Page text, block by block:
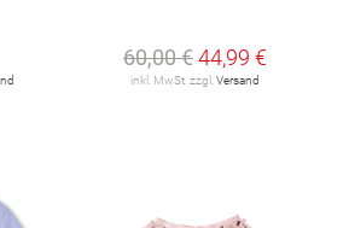
60,00 €44,99 €
inkl. MwSt. zzgl. Versand